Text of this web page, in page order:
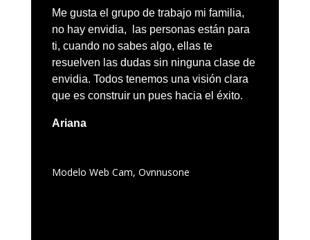
Me gusta el grupo de trabajo mi familia,
no hay envidia, las personas están para
ti, cuando no sabes algo, ellas te
resuelven las dudas sin ninguna clase de
envidia. Todos tenemos una visión clara
que es construir un pues hacia el éxito.
Ariana
Modelo Web Cam, Ovnnusone